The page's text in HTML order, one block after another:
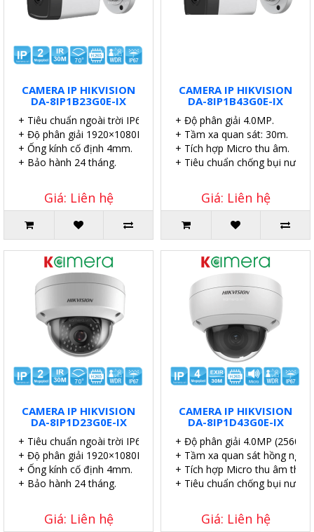
CAMERA IP HIKVISION
DA-8IP1B23G0E-IX
+ Tiêu chuẩn ngoài trời IP67.
+ Độ phân giải 1920×1080P.
+ Ống kính cố định 4mm.
+ Bảo hành 24 tháng.
Giá: Liên hệ
CAMERA IP HIKVISION
DA-8IP1B43G0E-IX
+ Độ phân giải 4.0MP.
+ Tầm xa quan sát: 30m.
+ Tích hợp Micro thu âm.
+ Tiêu chuẩn chống bụi nước
Giá: Liên hệ
CAMERA IP HIKVISION
DA-8IP1D23G0E-IX
+ Tiêu chuẩn ngoài trời IP67.
+ Độ phân giải 1920×1080P.
+ Ống kính cố định 4mm.
+ Bảo hành 24 tháng.
Giá: Liên hệ
CAMERA IP HIKVISION
DA-8IP1D43G0E-IX
+ Độ phân giải 4.0MP
+ Tầm xa quan sát hồng
+ Tích hợp Micro thu âm
+ Tiêu chuẩn chống bụi nước
Giá: Liên hệ